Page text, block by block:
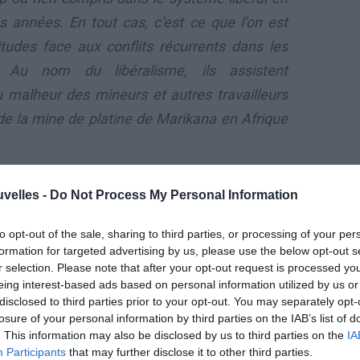
- Do Not Process My Personal Information
opt-out of the sale, sharing to third parties, or processing of your
for targeted advertising by us, please use the below opt-out
selection. Please note that after your opt-out request is processed
interest-based ads based on personal information utilized by us
to third parties prior to your opt-out. You may separately
of your personal information by third parties on the IAB’s list of
This information may also be disclosed by us to third parties on the
Participants that may further disclose it to other third parties.
années. En tout cas, c’est ce que l’on est
face aux conflits récurrents dans les
Au nom du libéralisme, ils assistent
des mineurs et autres travailleurs
la mine de platine de Marikana en Afrique
Jacob Zuma, s’implique personnellement
dans la recherche de solutions au conflit
qui oppose la mine aux travailleurs. Au
Burkina, l’Etat n’intervient généralement
que lorsque les travailleurs menacent
des installations d’une société. L’on a